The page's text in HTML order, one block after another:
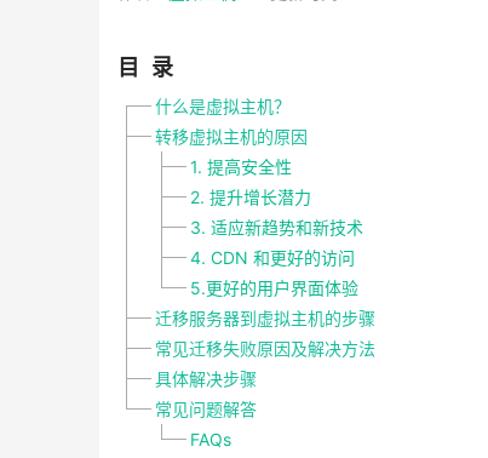
目录
什么是虚拟主机？
转移虚拟主机的原因
1. 提高安全性
2. 提升增长潜力
3. 适应新趋势和新技术
4. CDN 和更好的访问
5.更好的用户界面体验
迁移服务器到虚拟主机的步骤
常见迁移失败原因及解决方法
具体解决步骤
常见问题解答
FAQs